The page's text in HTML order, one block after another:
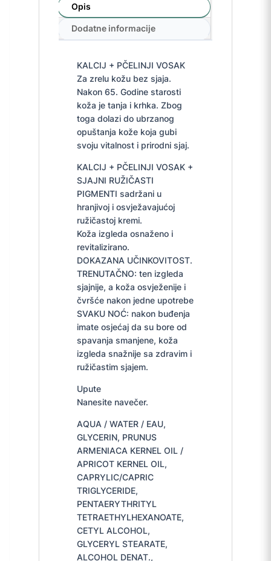
Opis
Dodatne informacije
KALCIJ + PČELINJI VOSAK
Za zrelu kožu bez sjaja.
Nakon 65. Godine starosti
koža je tanja i krhka. Zbog
toga dolazi do ubrzanog
opuštanja kože koja gubi
svoju vitalnost i prirodni sjaj.
KALCIJ + PČELINJI VOSAK +
SJAJNI RUŽIČASTI
PIGMENTI sadržani u
hranjivoj i osvježavajućoj
ružičastoj kremi.
Koža izgleda osnaženo i
revitalizirano.
DOKAZANA UČINKOVITOST.
TRENUTAČNO: ten izgleda
sjajnije, a koža osvježenije i
čvršće nakon jedne upotrebe
SVAKU NOĆ: nakon buđenja
imate osjećaj da su bore od
spavanja smanjene, koža
izgleda snažnije sa zdravim i
ružičastim sjajem.
Upute
Nanesite navečer.
AQUA / WATER / EAU,
GLYCERIN, PRUNUS
ARMENIACA KERNEL OIL /
APRICOT KERNEL OIL,
CAPRYLIC/CAPRIC
TRIGLYCERIDE,
PENTAERYTHRITYL
TETRAETHYLHEXANOATE,
CETYL ALCOHOL,
GLYCERYL STEARATE,
ALCOHOL DENAT.,